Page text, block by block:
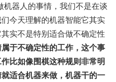
机器人的事情，我们不是在谈
今天理解的机器智能它其实
实不是特别适合做不确定性
于不确定性的工作，这个事
比如像围棋这种规则非常明
适合机器来做，机器干的一